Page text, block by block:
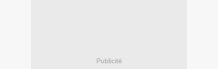
Publicité